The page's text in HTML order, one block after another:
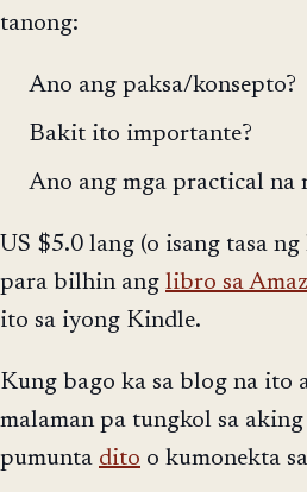
tanong:
Ano ang paksa/konsepto?
Bakit ito importante?
Ano ang mga practical na
US $5.0 lang (o isang tasa
para bilhin ang libro sa
ito sa iyong Kindle.
Kung bago ka sa blog na ito
malaman pa tungkol sa
pumunta dito o kumonekta